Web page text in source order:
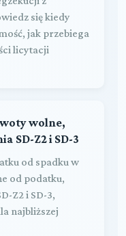
się kiedy
jak przebiega
licytacji
wolne,
SD-Z2 i SD-3
od spadku w
od podatku,
Z2 i SD-3,
najbliższej